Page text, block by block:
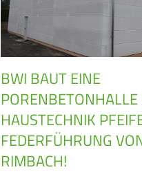
BWI BAUT EINE
PORENBETONHALLE
HAUSTECHNIK
FEDERFÜHRUNG
RIMBACH!